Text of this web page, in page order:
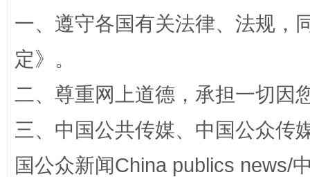
阿坝州三大球赛在茂县开幕 规模
一、遵守各国有关法律、法规，
定》。
二、尊重网上道德，承担一切因
三、中国公共传媒、中国公众传
国公众新闻China publics news/